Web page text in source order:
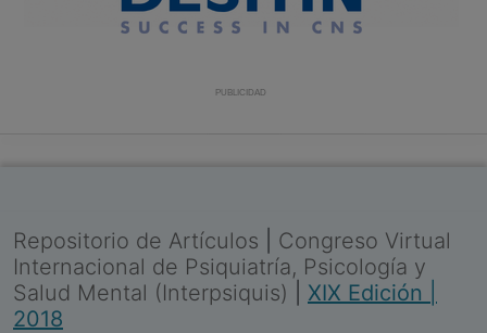
PUBLICIDAD
Repositorio de Artículos
Congreso Virtual
Internacional de Psiquiatría, Psicología y
Salud Mental (Interpsiquis)
XIX Edición |
2018